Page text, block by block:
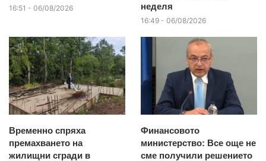
16:51 - 06/08/2026
неделя
16:49 - 06/08/2026
Временно спряха
премахването на
жилищни сгради в
Финансовото
министерство: Все още не
сме получили решението